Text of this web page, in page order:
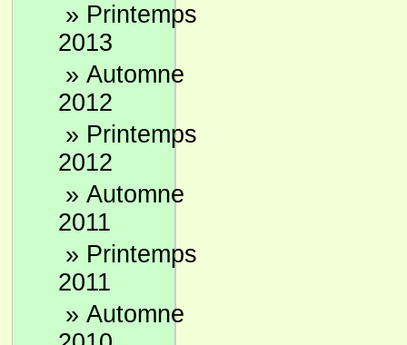
» Printemps
2013
» Automne
2012
» Printemps
2012
» Automne
2011
» Printemps
2011
» Automne